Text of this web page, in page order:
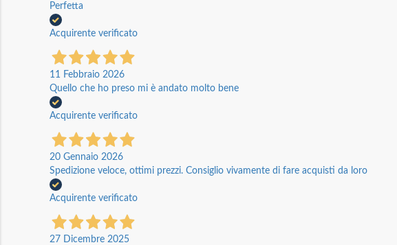
Perfetta
Acquirente verificato
11 Febbraio 2026
Quello che ho preso mi è andato molto bene
Acquirente verificato
20 Gennaio 2026
Spedizione veloce, ottimi prezzi. Consiglio vivamente di fare acquisti da loro
Acquirente verificato
27 Dicembre 2025